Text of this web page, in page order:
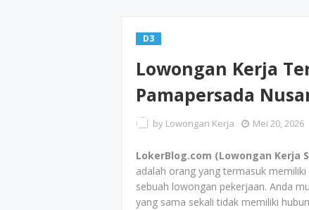
D3
Lowongan Kerja
Pamapersada
by Lowongan Kerja Mei 20, 2026
LokerBlog.com (Lowongan Kerja
adalah orang yang termasuk
sebuah lowongan pekerjaan. Anda
yang sama sekali tidak memiliki